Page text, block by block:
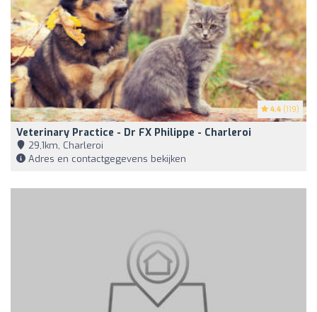
4.4 (119)
Veterinary Practice - Dr FX Philippe - Charleroi
29,1km, Charleroi
Adres en contactgegevens bekijken